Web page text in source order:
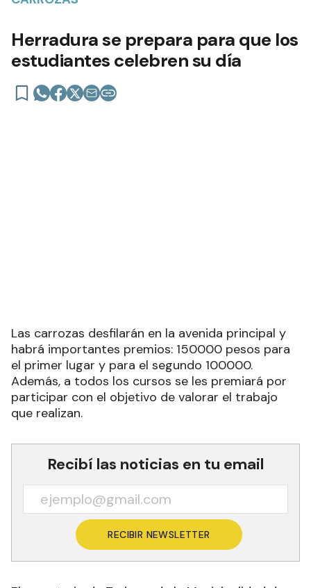
Herradura se prepara para que los
estudiantes celebren su día
el primer lugar y para el segundo 100000.
Además, a todos los cursos se les premiará por
participar con el objetivo de valorar el trabajo
que realizan.
Recibí las noticias en tu email
RECIBIR NEWSLETTER
El secretario de Turismo de la Municipalidad de